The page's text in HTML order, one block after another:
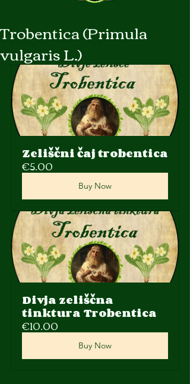
Trobentica (Primula
vulgaris L.)
Zeliščni čaj trobentica
€5.00
Buy Now
Divja zeliščna
tinktura Trobentica
€10.00
Buy Now